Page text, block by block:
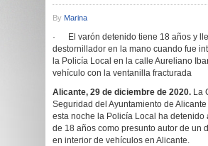
By Marina
· El varón detenido tiene 18 años y
destornillador en la mano cuando fue
la Policía Local en la calle Aureliano
vehículo con la ventanilla fracturada
Alicante, 29 de diciembre de 2020. La
Seguridad del Ayuntamiento de
esta noche la Policía Local ha detenido
de 18 años como presunto autor de un
en interior de vehículos en Alicante.